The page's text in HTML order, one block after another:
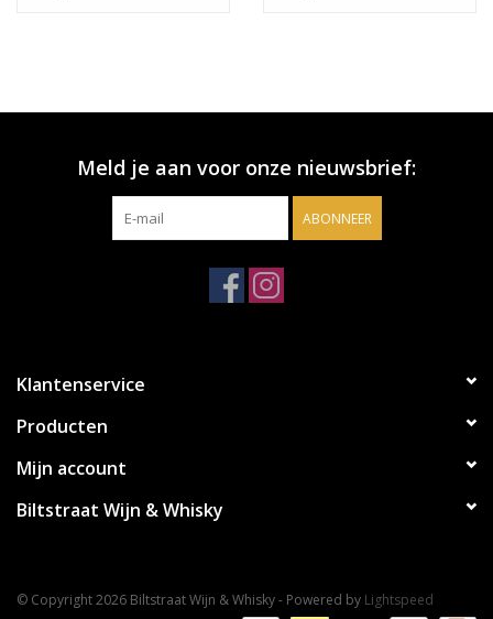
Meld je aan voor onze nieuwsbrief:
ABONNEER
Klantenservice
Producten
Mijn account
Biltstraat Wijn & Whisky
© Copyright 2026 Biltstraat Wijn & Whisky - Powered by Lightspeed